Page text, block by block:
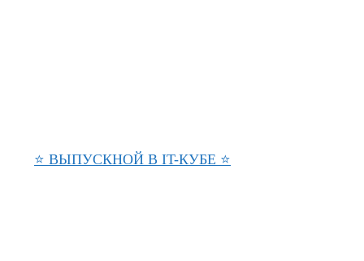
⭐ ВЫПУСКНОЙ В IT-КУБЕ ⭐